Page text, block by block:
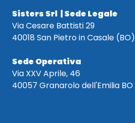
Sisters Srl | Sede Legale
Via Cesare Battisti 29
40018 San Pietro in Casale (BO)
Sede Operativa
Via XXV Aprile, 46
40057 Granarolo dell'Emilia BO